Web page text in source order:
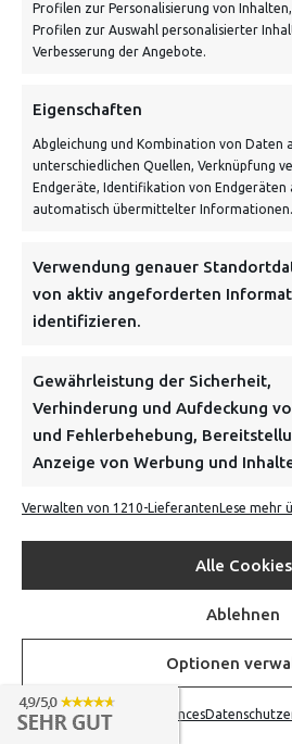
Profilen zur Personalisierung von
Profilen zur Auswahl personalisierter
Verbesserung der Angebote.
Eigenschaften
Abgleichung und Kombination von Daten
unterschiedlichen Quellen, Verknüpfung
Endgeräte, Identifikation von Endgeräten
automatisch übermittelter Informationen.
Verwendung genauer
von aktiv angeforderten
identifizieren.
Gewährleistung der Sicherheit,
Verhinderung und Aufdeckung
und Fehlerbehebung,
Anzeige von Werbung und
Verwalten von 1210-LieferantenLese mehr
Alle Cookies
Ablehnen
Optionen
Opt-out preferences
“FOR FUTURE” –
(JUGEND/
Verdiene bis zu 29